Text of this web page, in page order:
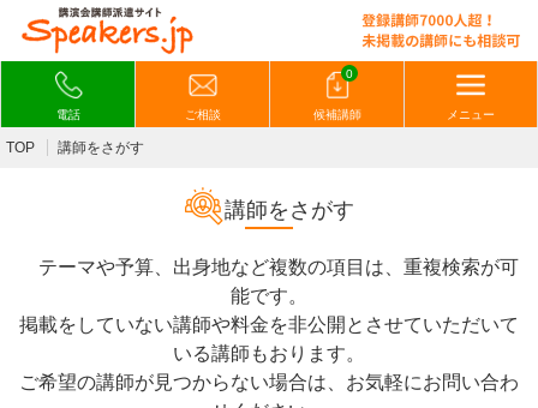
電話 ご相談
0
候補講師 メニュー
TOP 講師をさがす
講師をさがす
テーマや予算、出身地など複数の項目は、重複検索が可
能です。
掲載をしていない講師や料金を非公開とさせていただいて
いる講師もおります。
ご希望の講師が見つからない場合は、お気軽にお問い合わ